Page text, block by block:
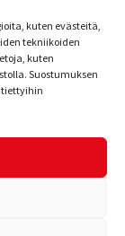
kuten evästeitä,
tekniikoiden
kuten
Suostumuksen